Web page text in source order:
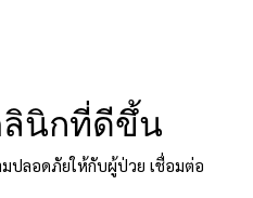
นิกที่ดีขึ้น
ปลอดภัยให้กับผู้ป่วย เชื่อมต่อ